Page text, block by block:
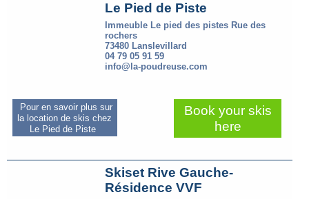
Le Pied de Piste
Immeuble Le pied des pistes Rue des
rochers
73480 Lanslevillard
04 79 05 91 59
info@la-poudreuse.com
Pour en savoir plus sur
la location de skis chez
Le Pied de Piste
Book your skis
here
Skiset Rive Gauche-
Résidence VVF